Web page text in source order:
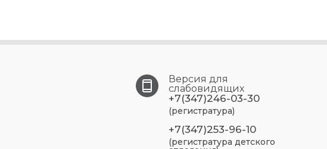
Версия для
слабовидящих
+7(347)246-03-30
(регистратура)
+7(347)253-96-10
(регистратура детского